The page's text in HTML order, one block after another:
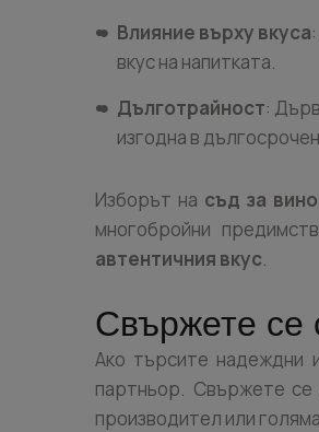
Влияние върху вкуса
вкус на напитката.
Дълготрайност:
изгодна в
Изборът на съд за
многобройни
автентичния вкус.
Свържете се
Ако търсите надеждни
партньор. Свържете
производител или